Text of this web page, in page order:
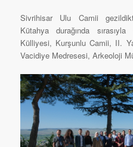
Sivrihisar Ulu Camii
Kütahya durağında
Külliyesi, Kurşunlu Camii, II.
Vacidiye Medresesi, Arkeoloji